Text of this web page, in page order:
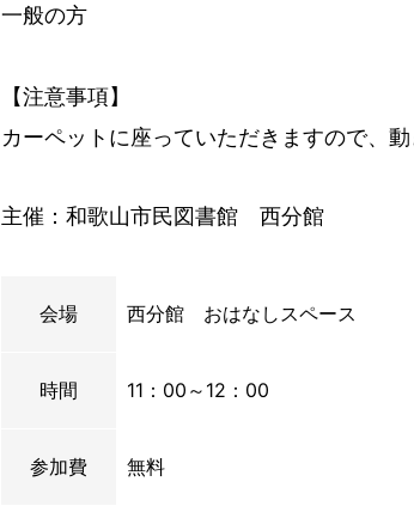
一般の方
【注意事項】
カーペットに座っていただきますので、
主催：和歌山市民図書館 西分館
会場 西分館 おはなしスペース
時間 11：00～12：00
参加費 無料